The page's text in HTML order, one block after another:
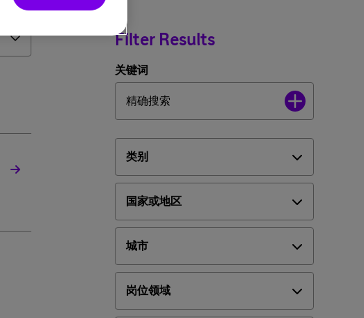
Filter Results
关键词
类别
国家或地区
城市
岗位领域